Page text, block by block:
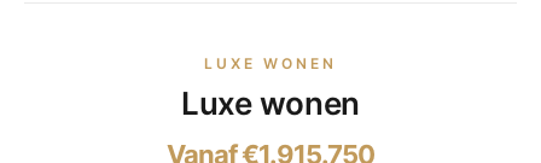
LUXE WONEN
Luxe wonen
Vanaf €1.915.750